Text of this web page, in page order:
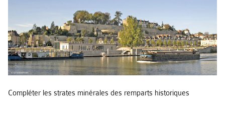
Compléter les strates minérales des remparts historiques